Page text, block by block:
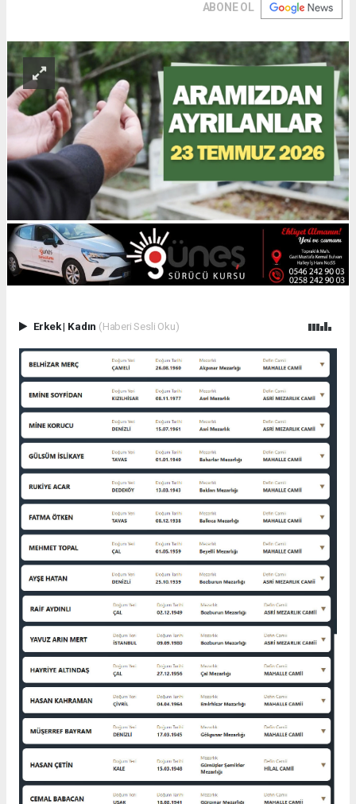
ABONE OL
Erkek| Kadın (Haberi Sesli Oku)